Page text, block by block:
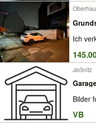
Ich
Jeßnitz
Bilder
VB